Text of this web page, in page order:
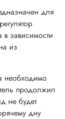
для
в зависимости
из
необходимо
продолжил
не будет
дну